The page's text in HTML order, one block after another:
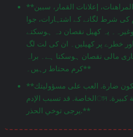
**جميع أنواع إعلانات المراهنات، إعلانات القمار، سبين
کی شرط لگانے کے اشتہارات، جوا
یہ کھیل نقصان دہ ہوسکتے
خطرے پر کھیلیں۔ ان کی لت لگ
مالی نقصان ہوسکتا ہے۔ براہ
کرم محتاط رہیں۔**
**هذه الألعاب قد تكون ضارة. العب على مسؤوليتك
الخاصة. قد تسبب الإدمান وتؤدي إلى خسائر مالية كبيرة.
يرجى توخي الحذر.**